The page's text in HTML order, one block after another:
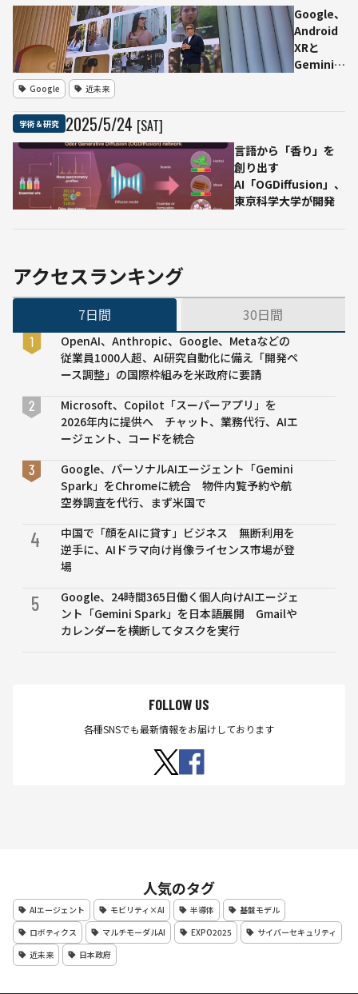
動 Google、
Android
XRと
Geminiを
開
Glass」
以来の再
Google 近未来
学術＆研究 2025/5/24 [SAT]
言語から「香り」を
創り出す
AI「OGDiffusion」、
東京科学大学が開発
アクセスランキング
7日間 30日間
OpenAI、Anthropic、Google、Metaなどの
従業員1000人超、AI研究自動化に備え「開発ペ
ース調整」の国際枠組みを米政府に要請
Microsoft、Copilot「スーパーアプリ」を
2026年内に提供へ チャット、業務代行、AIエ
ージェント、コードを統合
Google、パーソナルAIエージェント「Gemini
Spark」をChromeに統合 物件内覧予約や航
空券調査を代行、まず米国で
4
中国で「顔をAIに貸す」ビジネス 無断利用を
逆手に、AIドラマ向け肖像ライセンス市場が登
場
5
Google、24時間365日働く個人向けAIエージェ
ント「Gemini Spark」を日本語展開 Gmailや
カレンダーを横断してタスクを実行
FOLLOW US
各種SNSでも最新情報をお届けしております
人気のタグ
AIエージェント モビリティ×AI 半導体
基盤モデル
ロボティクス
マルチモーダルAI EXPO2025
サイバーセキュリティ
近未来
日本政府